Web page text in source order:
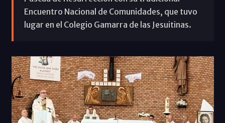
Encuentro Nacional de Comunidades, que tuvo
lugar en el Colegio Gamarra de las Jesuitinas.